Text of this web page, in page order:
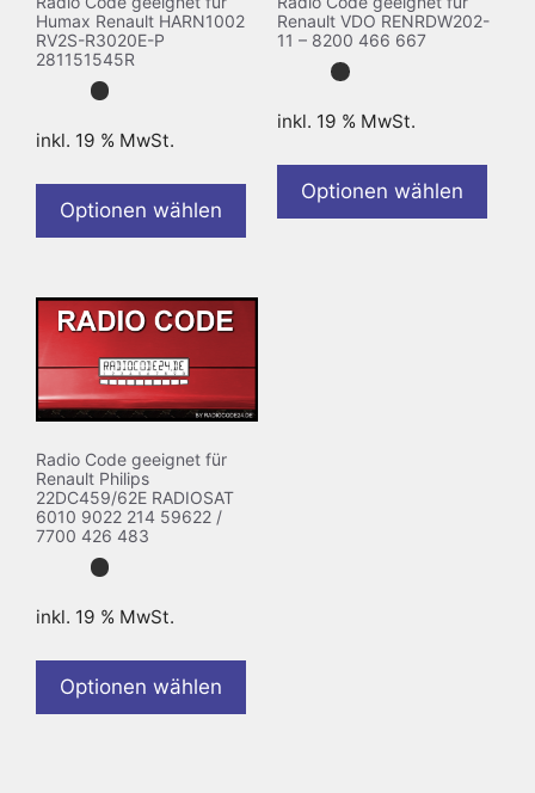
Humax Renault HARN1002
RV2S-R3020E-P
281151545R
inkl. 19 % MwSt.
Optionen wählen
Renault VDO RENRDW202-
11 – 8200 466 667
inkl. 19 % MwSt.
Optionen wählen
Radio Code geeignet für
Renault Philips
22DC459/62E RADIOSAT
6010 9022 214 59622 /
7700 426 483
inkl. 19 % MwSt.
Optionen wählen